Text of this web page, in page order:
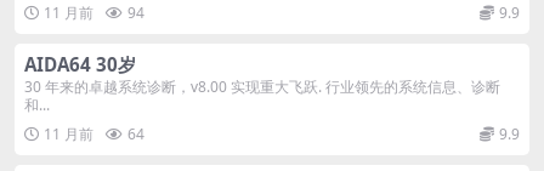
11 月前
94 9.9
AIDA64 30岁
30 年来的卓越系统诊断，v8.00 实现重大飞跃. 行业领先的系统信息、诊断
和...
11 月前
64 9.9